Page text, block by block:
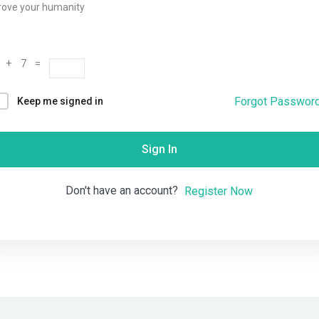
your humanity
+ 7 =
Keep me signed in Forgot
Sign In
Don't have an account? Register Now